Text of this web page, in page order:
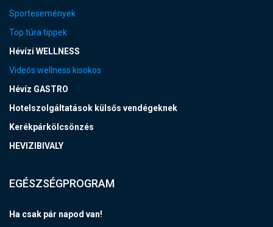
Sportesemények
Top túra tippek
Hévízi WELLNESS
Videós wellness kisokos
Hévíz GASTRO
Hotelszolgáltatások külsős vendégeknek
Kerékpárkölcsönzés
HEVIZIBIVALY
EGÉSZSÉGPROGRAM
Ha csak pár napod van!